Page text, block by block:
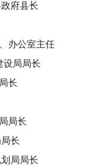
府县长
办公室主任
设局局长
长
长
长
局长